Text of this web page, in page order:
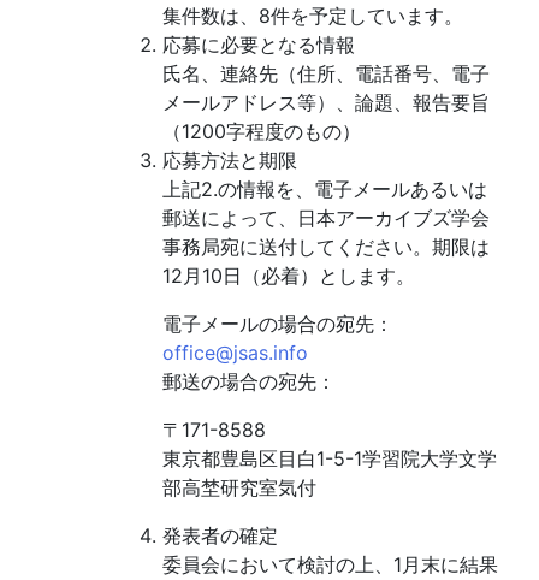
集件数は、8件を予定しています。
応募に必要となる情報
氏名、連絡先（住所、電話番号、電子
メールアドレス等）、論題、報告要旨
（1200字程度のもの）
応募方法と期限
上記2.の情報を、電子メールあるいは
郵送によって、日本アーカイブズ学会
事務局宛に送付してください。期限は
12月10日（必着）とします。
電子メールの場合の宛先：
office@jsas.info
郵送の場合の宛先：
〒171-8588
東京都豊島区目白1-5-1学習院大学文学
部高埜研究室気付
発表者の確定
委員会において検討の上、1月末に結果